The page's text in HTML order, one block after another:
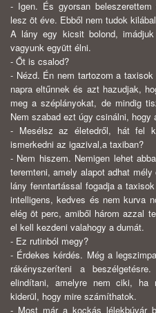
- Igen. És gyorsan
lesz öt éve. Ebből nem tudok
A lány egy kicsit bolond,
vagyunk együtt élni.
- Őt is csalod?
- Nézd. Én nem tartozom a
napra eltűnnek és azt hazudjak,
meg a széplányokat, de mindig
Nem szabad ezt úgy csinálni, hogy
- Mesélsz az életedről, hát fel
ismerkedni az igazival,a taxiban?
- Nem hiszem. Nemigen lehet
teremteni, amely alapot adhat
lány fenntartással fogadja a
intelligens, kedves és nem kurva
elég öt perc, amiből három azzal
el kell kezdeni valahogy a dumát.
- Ez rutinból megy?
- Érdekes kérdés. Még a
rákényszeríteni a
elindítani, amelyre nem ciki, ha
kiderül, hogy mire számíthatok.
- Most már a kockás lélekbúvár